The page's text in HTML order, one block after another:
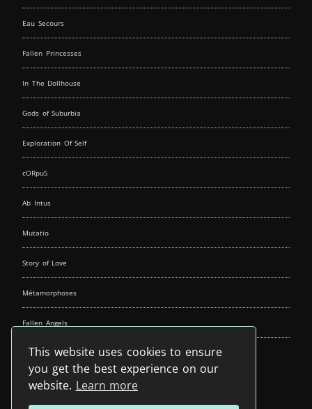
This website uses cookies to ensure
you get the best experience on our
website. Learn more
Eau Secours
Fallen Princesses
In The Dollhouse
Gods of Suburbia
Exploration Of Self
cORpuS
Ab Intus
Mutatio
Story of Love
Métamorphoses
Fallen Angels
Music Spirit